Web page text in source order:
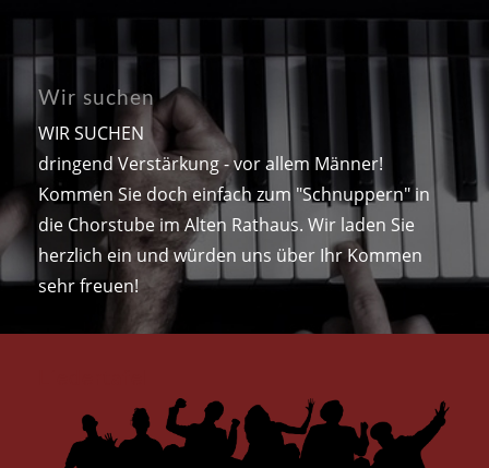
Wir suchen
WIR SUCHEN
dringend Verstärkung - vor allem Männer!
Kommen Sie doch einfach zum "Schnuppern" in
die Chorstube im Alten Rathaus. Wir laden Sie
herzlich ein und würden uns über Ihr Kommen
sehr freuen!